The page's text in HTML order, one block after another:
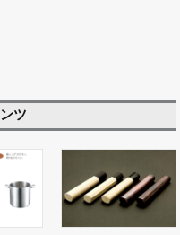
ツ